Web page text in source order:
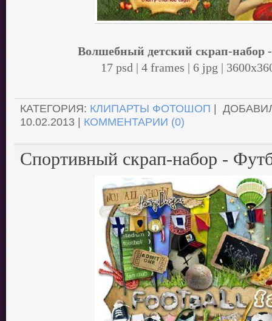
Волшебный детский скрап-
17 psd | 4 frames | 6 jpg |
КАТЕГОРИЯ: КЛИПАРТЫ ФОТОШОП |
10.02.2013 | КОММЕНТАРИИ (0)
Спортивный скрап-набор -